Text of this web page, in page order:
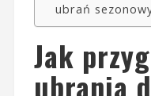
ubrań
Jak
ubrania